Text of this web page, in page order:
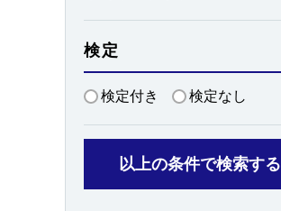
検定
検定付き 検定なし
以上の条件で検索する